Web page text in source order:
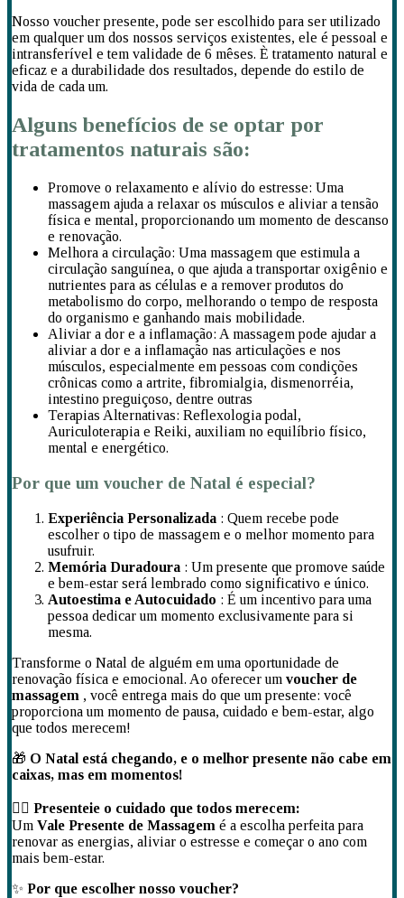
Nosso voucher presente, pode ser escolhido para ser utilizado
em qualquer um dos nossos serviços existentes, ele é pessoal e
intransferível e tem validade de 6 mêses. È tratamento natural e
eficaz e a durabilidade dos resultados, depende do estilo de
vida de cada um.
Alguns benefícios de se optar por
tratamentos naturais são:
Promove o relaxamento e alívio do estresse: Uma
massagem ajuda a relaxar os músculos e aliviar a tensão
física e mental, proporcionando um momento de descanso
e renovação.
Melhora a circulação: Uma massagem que estimula a
circulação sanguínea, o que ajuda a transportar oxigênio e
nutrientes para as células e a remover produtos do
metabolismo do corpo, melhorando o tempo de resposta
do organismo e ganhando mais mobilidade.
Aliviar a dor e a inflamação: A massagem pode ajudar a
aliviar a dor e a inflamação nas articulações e nos
músculos, especialmente em pessoas com condições
crônicas como a artrite, fibromialgia, dismenorréia,
intestino preguiçoso, dentre outras
Terapias Alternativas: Reflexologia podal,
Auriculoterapia e Reiki, auxiliam no equilíbrio físico,
mental e energético.
Por que um voucher de Natal é especial?
Experiência Personalizada : Quem recebe pode
escolher o tipo de massagem e o melhor momento para
usufruir.
Memória Duradoura : Um presente que promove saúde
e bem-estar será lembrado como significativo e único.
Autoestima e Autocuidado : É um incentivo para uma
pessoa dedicar um momento exclusivamente para si
mesma.
Transforme o Natal de alguém em uma oportunidade de
renovação física e emocional. Ao oferecer um voucher de
massagem , você entrega mais do que um presente: você
proporciona um momento de pausa, cuidado e bem-estar, algo
que todos merecem!
🎁 O Natal está chegando, e o melhor presente não cabe em
caixas, mas em momentos!
💆‍♀️ Presenteie o cuidado que todos merecem:
Um Vale Presente de Massagem é a escolha perfeita para
renovar as energias, aliviar o estresse e começar o ano com
mais bem-estar.
✨ Por que escolher nosso voucher?